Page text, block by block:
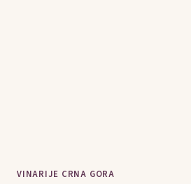
VINARIJE CRNA GORA